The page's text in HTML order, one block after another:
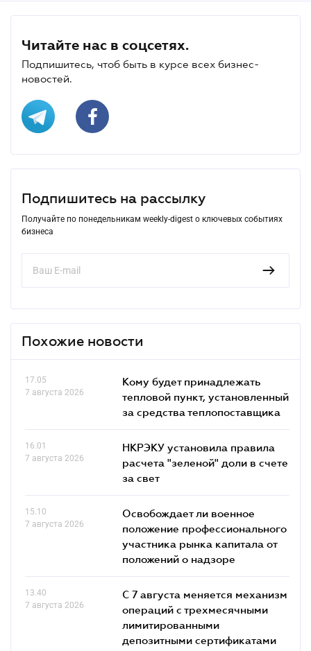
Читайте нас в соцсетях.
Подпишитесь, чтоб быть в курсе всех бизнес-
новостей.
Подпишитесь на рассылку
Получайте по понедельникам weekly-digest о ключевых событиях
бизнеса
Похожие новости
17.05
7 августа 2026
Кому будет принадлежать
тепловой пункт, установленный
за средства теплопоставщика
16.01
7 августа 2026
НКРЭКУ установила правила
расчета "зеленой" доли в счете
за свет
15.10
7 августа 2026
Освобождает ли военное
положение профессионального
участника рынка капитала от
положений о надзоре
13.40
7 августа 2026
С 7 августа меняется механизм
операций с трехмесячными
лимитированными
депозитными сертификатами